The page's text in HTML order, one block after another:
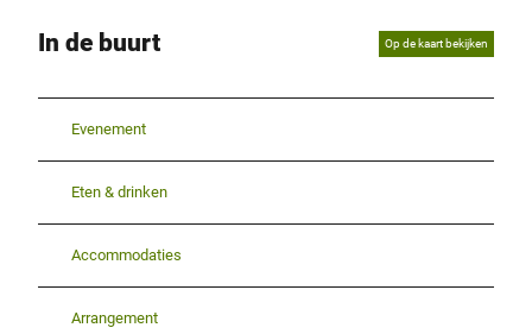
In de buurt Op de kaart bekijken
Evenement
Eten & drinken
Accommodaties
Arrangement